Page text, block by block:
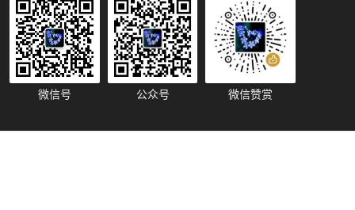
微信号 公众号 微信赞赏